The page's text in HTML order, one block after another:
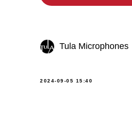
Tula Microphones
2024-09-05 15:40